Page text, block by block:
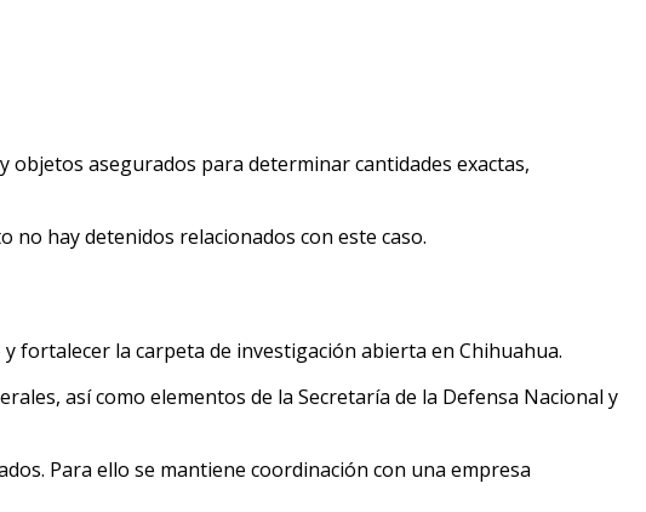
objetos asegurados para determinar cantidades exactas,
hay detenidos relacionados con este caso.
fortalecer la carpeta de investigación abierta en Chihuahua.
así como elementos de la Secretaría de la Defensa Nacional y
Para ello se mantiene coordinación con una empresa